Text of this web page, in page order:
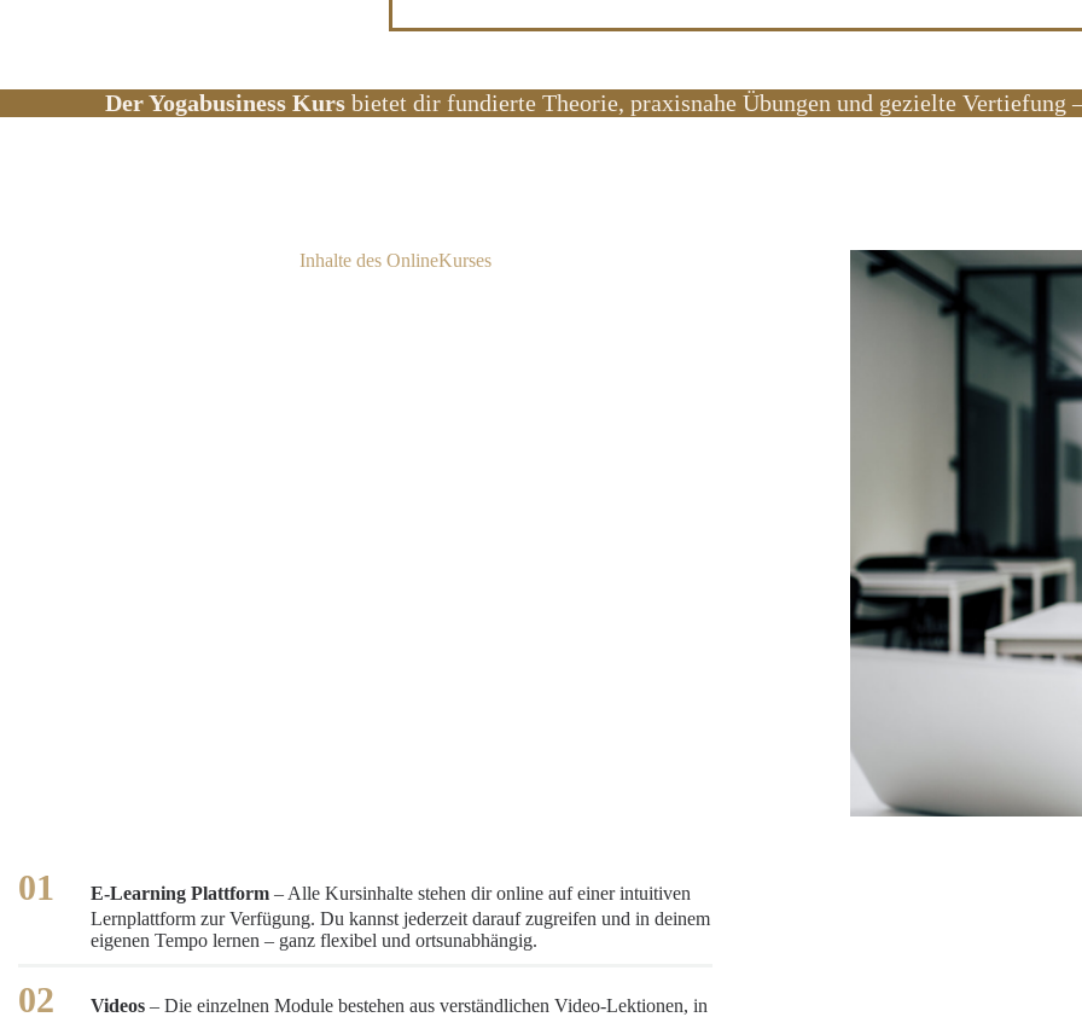
Der Yogabusiness Kurs bietet dir fundierte Theorie, praxisnahe Übungen und gezielte
Inhalte des OnlineKurses
E-Learning Plattform – Alle Kursinhalte stehen dir online auf einer intuitiven
Lernplattform zur Verfügung. Du kannst jederzeit darauf zugreifen und in deinem
eigenen Tempo lernen – ganz flexibel und ortsunabhängig.
Videos – Die einzelnen Module bestehen aus verständlichen Video-Lektionen, in